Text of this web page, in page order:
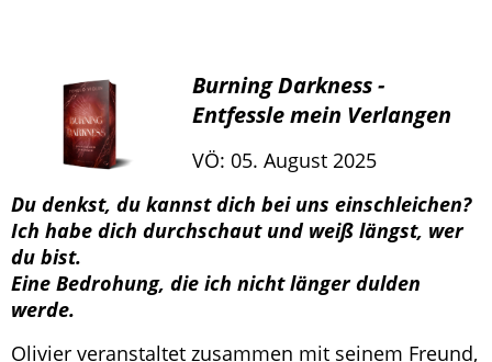
Burning Darkness -
Entfessle mein Verlangen
VÖ: 05. August 2025
Du denkst, du kannst dich bei uns einschleichen?
Ich habe dich durchschaut und weiß längst, wer
du bist.
Eine Bedrohung, die ich nicht länger dulden
werde.
Olivier veranstaltet zusammen mit seinem Freund,